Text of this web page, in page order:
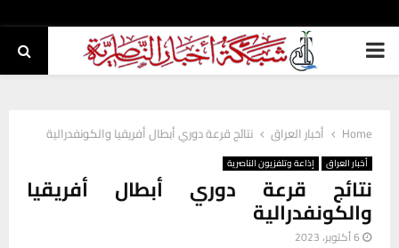
PRIMARY
Home أخبار العراق نتائج قرعة دوري أبطال أفريقيا والكونفدرالية
أخبار العراق إذاعة وتلفزيون الناصرية
نتائج قرعة دوري أبطال أفريقيا
والكونفدرالية
6 أكتوبر، 2023